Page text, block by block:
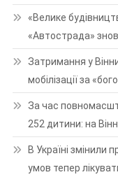
«Велике
«Автострада»
Затримання у
мобілізації за
За час
252 дитини: на
В Україні змінили
умов тепер